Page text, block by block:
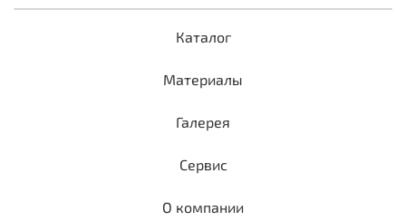
Каталог
Материалы
Галерея
Сервис
О компании